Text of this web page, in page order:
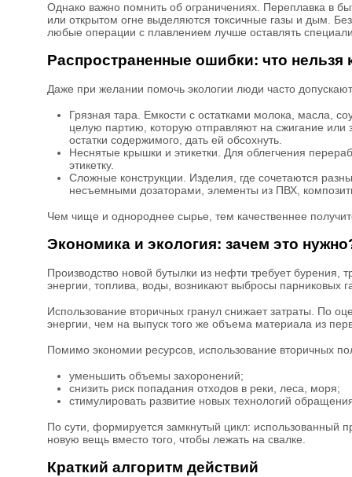
Однако важно помнить об ограничениях. Переплавка в
или открытом огне выделяются токсичные газы и дым.
любые операции с плавлением лучше оставлять
Распространенные ошибки: что нельзя
Даже при желании помочь экологии люди часто
Грязная тара. Емкости с остатками молока, масла,
целую партию, которую отправляют на сжигание или
остатки содержимого, дать ей обсохнуть.
Неснятые крышки и этикетки. Для облегчения
этикетку.
Сложные конструкции. Изделия, где сочетаются
несъемными дозаторами, элементы из ПВХ,
Чем чище и однороднее сырье, тем качественнее
Экономика и экология: зачем это
Производство новой бутылки из нефти требует бурения,
энергии, топлива, воды, возникают выбросы парниковых
Использование вторичных гранул снижает затраты. По
энергии, чем на выпуск того же объема материала из
Помимо экономии ресурсов, использование вторичных
уменьшить объемы захоронений;
снизить риск попадания отходов в реки, леса, моря;
стимулировать развитие новых технологий
По сути, формируется замкнутый цикл: использованный
новую вещь вместо того, чтобы лежать на свалке.
Краткий алгоритм действий